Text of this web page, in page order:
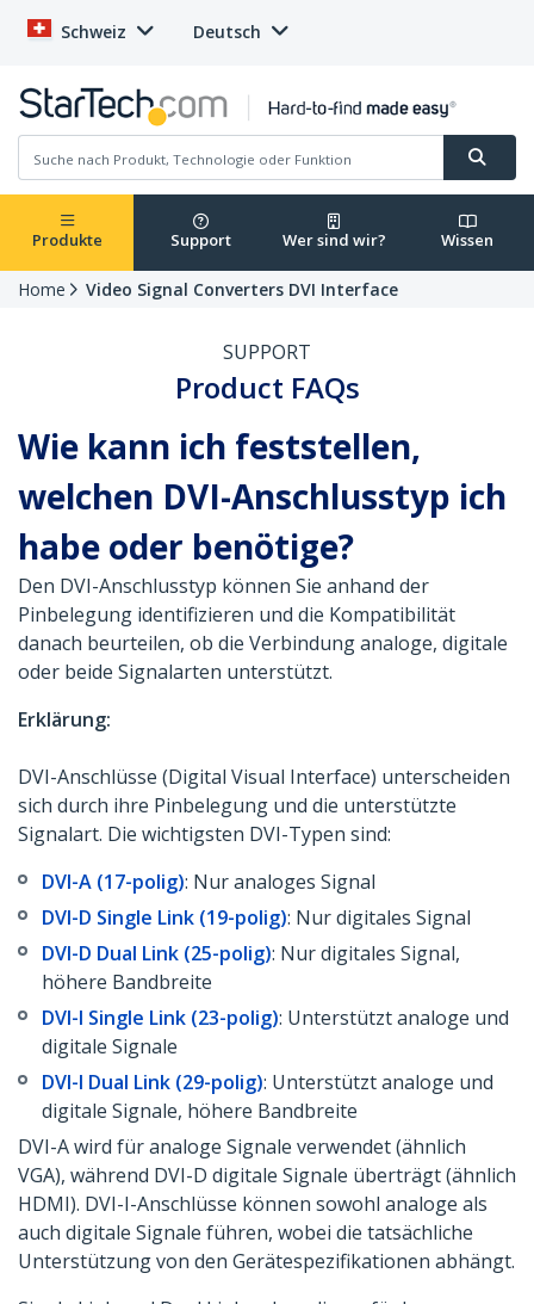
Schweiz Deutsch
Produkte Support Wer sind wir? Wissen
Home Video Signal Converters DVI Interface
SUPPORT
Product FAQs
Wie kann ich feststellen,
welchen DVI-Anschlusstyp ich
habe oder benötige?
Den DVI-Anschlusstyp können Sie anhand der
Pinbelegung identifizieren und die Kompatibilität
danach beurteilen, ob die Verbindung analoge, digitale
oder beide Signalarten unterstützt.
Erklärung:
DVI-Anschlüsse (Digital Visual Interface) unterscheiden
sich durch ihre Pinbelegung und die unterstützte
Signalart. Die wichtigsten DVI-Typen sind:
DVI-A (17-polig): Nur analoges Signal
DVI-D Single Link (19-polig): Nur digitales Signal
DVI-D Dual Link (25-polig): Nur digitales Signal,
höhere Bandbreite
DVI-I Single Link (23-polig): Unterstützt analoge und
digitale Signale
DVI-I Dual Link (29-polig): Unterstützt analoge und
digitale Signale, höhere Bandbreite
DVI-A wird für analoge Signale verwendet (ähnlich
VGA), während DVI-D digitale Signale überträgt (ähnlich
HDMI). DVI-I-Anschlüsse können sowohl analoge als
auch digitale Signale führen, wobei die tatsächliche
Unterstützung von den Gerätespezifikationen abhängt.